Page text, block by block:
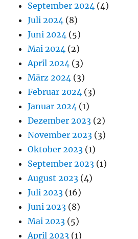
September 2024 (4)
Juli 2024 (8)
Juni 2024 (5)
Mai 2024 (2)
April 2024 (3)
März 2024 (3)
Februar 2024 (3)
Januar 2024 (1)
Dezember 2023 (2)
November 2023 (3)
Oktober 2023 (1)
September 2023 (1)
August 2023 (4)
Juli 2023 (16)
Juni 2023 (8)
Mai 2023 (5)
April 2023 (1)